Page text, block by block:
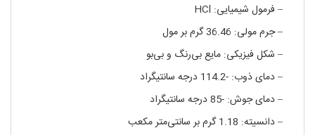
– فرمول شیمیایی: HCl
– جرم مولی: 36.46 گرم بر مول
– شکل فیزیکی: مایع بی‌رنگ و بی‌بو
– دمای ذوب: -114.2 درجه سانتیگراد
– دمای جوش: -85 درجه سانتیگراد
– دانسیته: 1.18 گرم بر سانتی‌متر مکعب